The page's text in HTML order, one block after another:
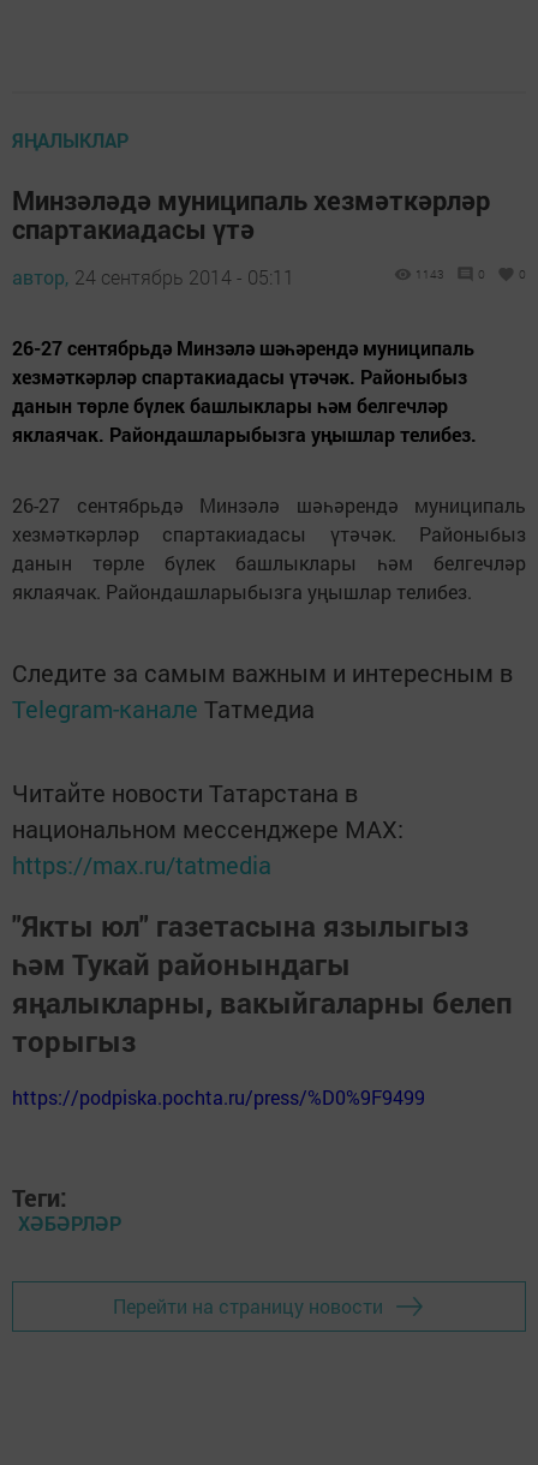
ЯҢАЛЫКЛАР
Минзәләдә муниципаль хезмәткәрләр
спартакиадасы үтә
автор, 24 сентябрь 2014 - 05:11 1143 0 0
26-27 сентябрьдә Минзәлә шәһәрендә муниципаль
хезмәткәрләр спартакиадасы үтәчәк. Районыбыз
данын төрле бүлек башлыклары һәм белгечләр
яклаячак. Райондашларыбызга уңышлар телибез.
26-27 сентябрьдә Минзәлә шәһәрендә муниципаль
хезмәткәрләр спартакиадасы үтәчәк. Районыбыз
данын төрле бүлек башлыклары һәм белгечләр
яклаячак. Райондашларыбызга уңышлар телибез.
Следите за самым важным и интересным в
Telegram-канале Татмедиа
Читайте новости Татарстана в
национальном мессенджере MАХ:
https://max.ru/tatmedia
"Якты юл" газетасына язылыгыз
һәм Тукай районындагы
яңалыкларны, вакыйгаларны белеп
торыгыз
https://podpiska.pochta.ru/press/%D0%9F9499
Теги:
ХӘБӘРЛӘР
Перейти на страницу новости